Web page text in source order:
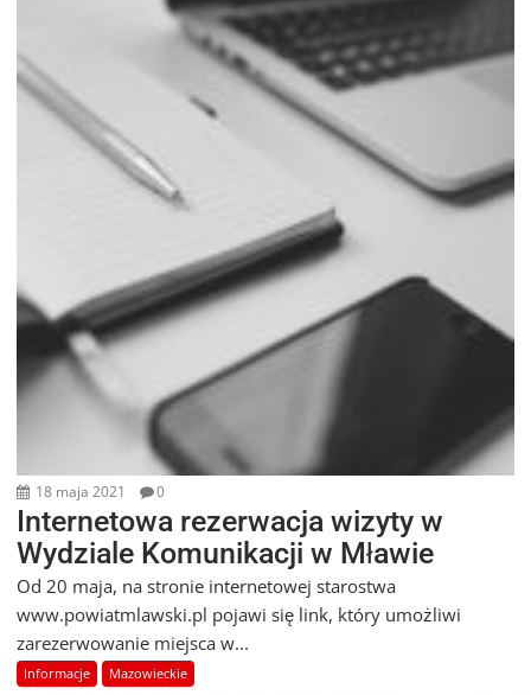
18 maja 2021 0
Internetowa rezerwacja wizyty w
Wydziale Komunikacji w Mławie
Od 20 maja, na stronie internetowej starostwa
www.powiatmlawski.pl pojawi się link, który umożliwi
zarezerwowanie miejsca w...
Informacje Mazowieckie